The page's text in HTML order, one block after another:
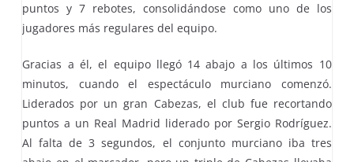
puntos y 7 rebotes, consolidándose como uno de los
jugadores más regulares del equipo.
Gracias a él, el equipo llegó 14 abajo a los últimos 10
minutos, cuando el espectáculo murciano comenzó.
Liderados por un gran Cabezas, el club fue recortando
puntos a un Real Madrid liderado por Sergio Rodríguez.
Al falta de 3 segundos, el conjunto murciano iba tres